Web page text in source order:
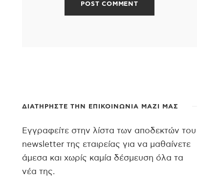
ΔΙΑΤΗΡΉΣΤΕ ΤΗΝ ΕΠΙΚΟΙΝΩΝΊΑ ΜΑΖΊ ΜΑΣ
Εγγραφείτε στην λίστα των αποδεκτών του
newsletter της εταιρείας για να μαθαίνετε
άμεσα και χωρίς καμία δέσμευση όλα τα
νέα της.